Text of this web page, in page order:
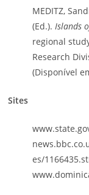
MEDITZ,
(Ed.). Islands
regional
Research
(Disponível
Sites
es/